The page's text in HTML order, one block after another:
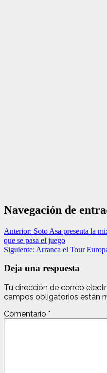
Navegación de
Anterior: Soto Asa presenta la
que se pasa el juego
Siguiente: Arranca el Tour
Deja una respuesta
Tu dirección de correo
campos obligatorios están
Comentario *